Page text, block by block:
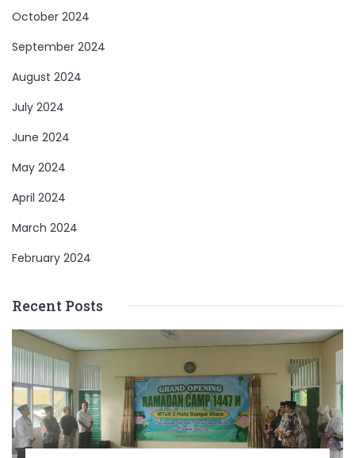
October 2024
September 2024
August 2024
July 2024
June 2024
May 2024
April 2024
March 2024
February 2024
Recent Posts